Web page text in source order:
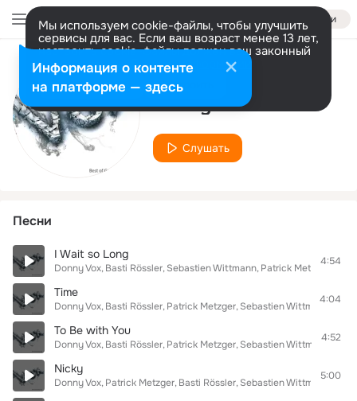
Войти
Мы используем cookie-файлы, чтобы улучшить
сервисы для вас. Если ваш возраст менее 13 лет,
настроить cookie-файлы должен ваш законный
представитель. Больше информации
Разрешить все Настроить
Исполнитель
Donny Vox
Слушать
Песни
I Wait so Long
Donny Vox Basti Rössler Sebastien Wittmann Patrick Metzger
4:54
Time
Donny Vox Basti Rössler Patrick Metzger Sebastien Wittmann
4:04
To Be with You
Donny Vox Basti Rössler Patrick Metzger Sebastien Wittmann
4:52
Nicky
Donny Vox Patrick Metzger Basti Rössler Sebastien Wittmann
5:00
Информация о контенте
на платформе — здесь